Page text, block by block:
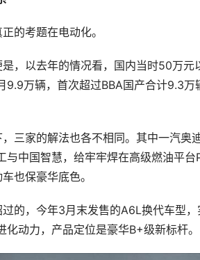
的考题在电动化。
，以去年的情况看，国内当时50万
9.9万辆，首次超过BBA国产合计9.3
三家的解法也各不相同。其中一汽奥
与中国智慧，给牢牢焊在高级燃油平
也保豪华底色。
的，今年3月末发售的A6L换代车型
动力，产品定位是豪华B+级新标杆。